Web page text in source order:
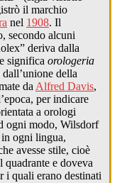
il marchio
nel 1908. Il
secondo alcuni
deriva dalla
significa orologeria
della
da Alfred Davis,
per indicare
a orologi
ogni modo, Wilsdorf
ogni lingua,
avesse stile, cioè
quadrante e doveva
i quali erano destinati